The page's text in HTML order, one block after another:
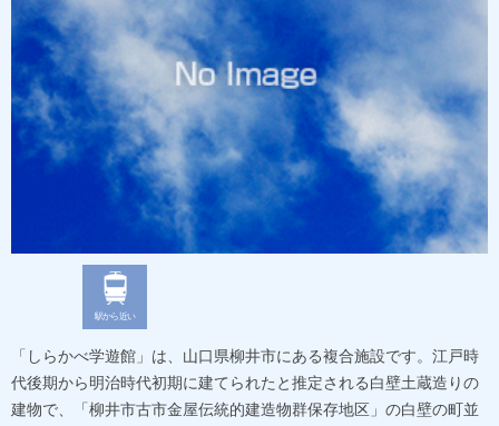
駅から近い
「しらかべ学遊館」は、山口県柳井市にある複合施設です。江戸時
代後期から明治時代初期に建てられたと推定される白壁土蔵造りの
建物で、「柳井市古市金屋伝統的建造物群保存地区」の白壁の町並